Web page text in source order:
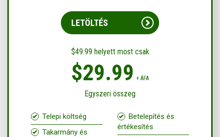
LETÖLTÉS
$49.99 helyett most csak
$29.99 + ÁFA
Egyszeri összeg
Telepi költség
Takarmány és
Betelepítés és
értékesítés